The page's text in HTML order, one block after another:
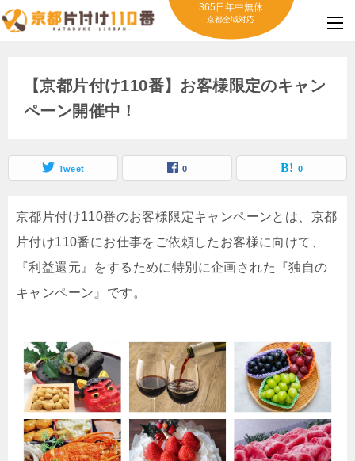
365日年中無休
京都全域対応
【京都片付け110番】お客様限定のキャン
ペーン開催中！
Tweet 0 0
京都片付け110番のお客様限定キャンペーンとは、京都
片付け110番にお仕事をご依頼したお客様に向けて、
『利益還元』をするために特別に企画された『独自の
キャンペーン』です。